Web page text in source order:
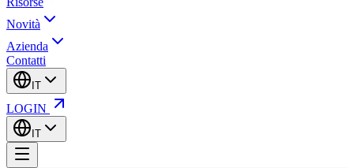
Novità
Azienda
Contatti
IT
LOGIN
IT